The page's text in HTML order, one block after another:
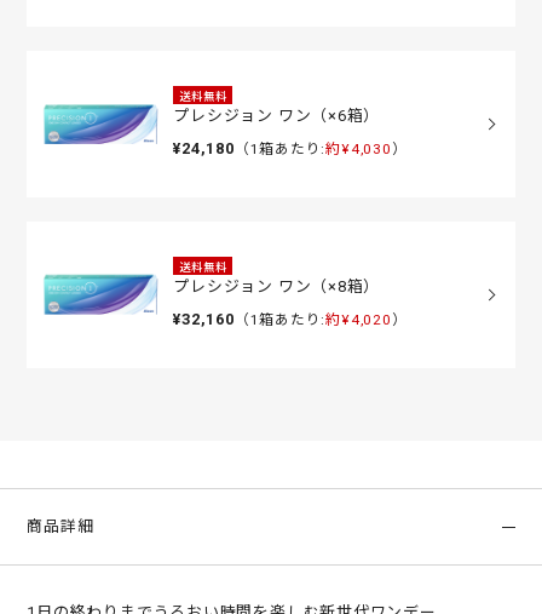
送料無料
プレシジョン ワン（×6箱）
¥24,180 （1箱あたり:約¥4,030 ）
送料無料
プレシジョン ワン（×8箱）
¥32,160 （1箱あたり:約¥4,020 ）
商品詳細